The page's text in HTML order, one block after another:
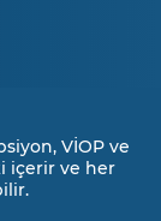
VİOP ve
içerir ve her